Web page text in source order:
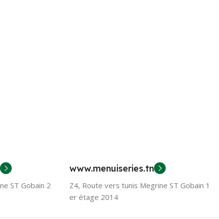
ST Gobain 2
www.menuiseries.tn
Z4, Route vers tunis Megrine ST Gobain 1
er étage 2014